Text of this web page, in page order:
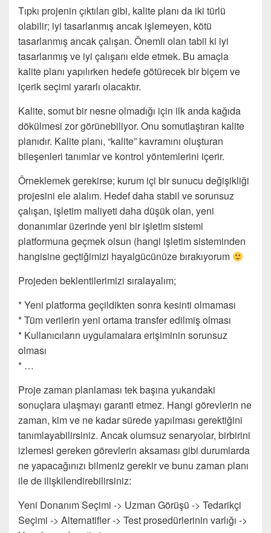
Tıpkı projenin çıktıları gibi, kalite planı da iki türlü
olabilir; iyi tasarlanmış ancak işlemeyen, kötü
tasarlanmış ancak çalışan. Önemli olan tabii ki iyi
tasarlanmış ve iyi çalışanı elde etmek. Bu amaçla
kalite planı yapılırken hedefe götürecek bir biçem ve
içerik seçimi yararlı olacaktır.
Kalite, somut bir nesne olmadığı için ilk anda kağıda
dökülmesi zor görünebiliyor. Onu somutlaştıran kalite
planıdır. Kalite planı, “kalite” kavramını oluşturan
bileşenleri tanımlar ve kontrol yöntemlerini içerir.
Örneklemek gerekirse; kurum içi bir sunucu değişikliği
projesini ele alalım. Hedef daha stabil ve sorunsuz
çalışan, işletim maliyeti daha düşük olan, yeni
donanımlar üzerinde yeni bir işletim sistemi
platformuna geçmek olsun (hangi işletim sisteminden
hangisine geçtiğimizi hayalgücünüze bırakıyorum
Projeden beklentilerimizi sıralayalım;
* Yeni platforma geçildikten sonra kesinti olmaması
* Tüm verilerin yeni ortama transfer edilmiş olması
* Kullanıcıların uygulamalara erişiminin sorunsuz
olması
* …
Proje zaman planlaması tek başına yukarıdaki
sonuçlara ulaşmayı garanti etmez. Hangi görevlerin ne
zaman, kim ve ne kadar sürede yapılması gerektiğini
tanımlayabilirsiniz. Ancak olumsuz senaryolar, birbirini
izlemesi gereken görevlerin aksaması gibi durumlarda
ne yapacağınızı bilmeniz gerekir ve bunu zaman planı
ile de ilişkilendirebilirsiniz:
Yeni Donanım Seçimi -> Uzman Görüşü -> Tedarikçi
Seçimi -> Alternatifler -> Test prosedürlerinin varlığı ->